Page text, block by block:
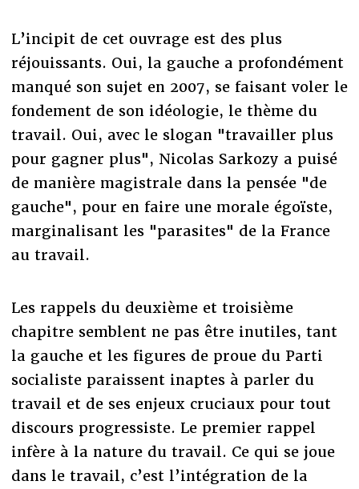
L’incipit de cet ouvrage est des plus
réjouissants. Oui, la gauche a profondément
manqué son sujet en 2007, se faisant voler le
fondement de son idéologie, le thème du
travail. Oui, avec le slogan "travailler plus
pour gagner plus", Nicolas Sarkozy a puisé
de manière magistrale dans la pensée "de
gauche", pour en faire une morale égoïste,
marginalisant les "parasites" de la France
au travail.
Les rappels du deuxième et troisième
chapitre semblent ne pas être inutiles, tant
la gauche et les figures de proue du Parti
socialiste paraissent inaptes à parler du
travail et de ses enjeux cruciaux pour tout
discours progressiste. Le premier rappel
infère à la nature du travail. Ce qui se joue
dans le travail, c’est l’intégration de la